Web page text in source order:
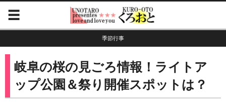
季節行事
岐阜の桜の見ごろ情報！ライトア
ップ公園＆祭り開催スポットは？